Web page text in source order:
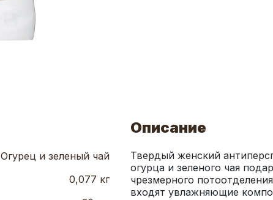
Огурец и зеленый чай
0,077 кг
Описание
Твердый женский
огурца и зеленого чая
чрезмерного
входят увлажняющие